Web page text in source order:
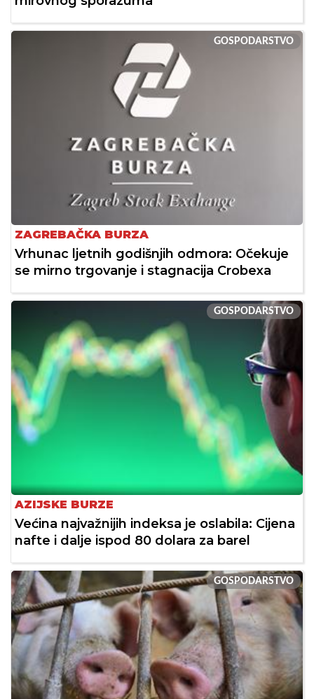
GOSPODARSTVO
ZAGREBAČKA BURZA
Vrhunac ljetnih godišnjih odmora: Očekuje
se mirno trgovanje i stagnacija Crobexa
GOSPODARSTVO
AZIJSKE BURZE
Većina najvažnijih indeksa je oslabila: Cijena
nafte i dalje ispod 80 dolara za barel
GOSPODARSTVO